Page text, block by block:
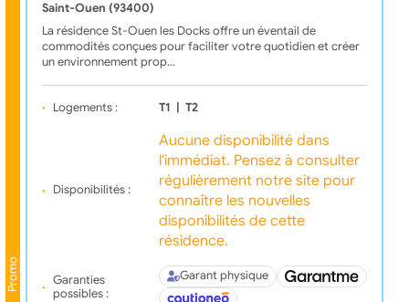
Promo
Saint-Ouen (93400)
La résidence St-Ouen les Docks offre un éventail de
commodités conçues pour faciliter votre quotidien et créer
un environnement prop…
Logements : T1 | T2
Disponibilités :
Aucune disponibilité dans
l'immédiat. Pensez à consulter
régulièrement notre site pour
connaître les nouvelles
disponibilités de cette
résidence.
Garanties
possibles :
Garant physique